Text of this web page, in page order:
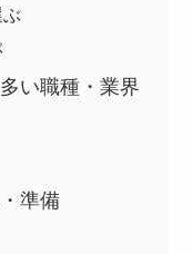
い職種・業界
準備